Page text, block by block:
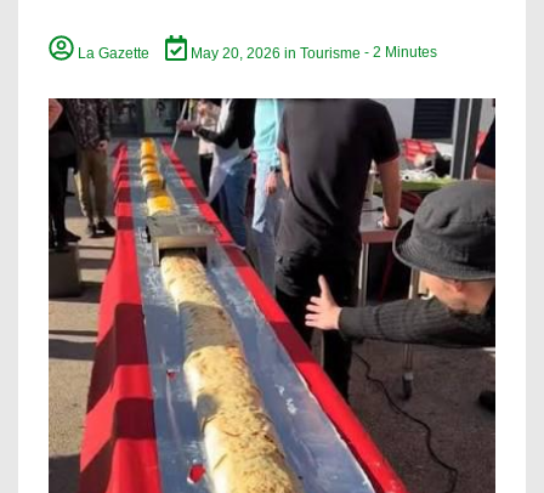
La Gazette May 20, 2026inTourisme - 2 Minutes